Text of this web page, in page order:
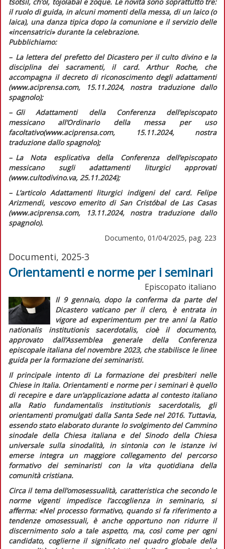
il ruolo di guida, in alcuni momenti della messa, di un laico (o
laica), una danza tipica dopo la comunione e il servizio delle
«incensatrici» durante la celebrazione.
Pubblichiamo:
–La lettera del prefetto del Dicastero per il culto divino e la
disciplina dei sacramenti, il card. Arthur Roche, che
accompagna il decreto di riconoscimento degli adattamenti
(www.aciprensa.com, 15.11.2024, nostra traduzione dallo
spagnolo);
–GliAdattamenti della Conferenza dell’episcopato
messicano all’Ordinario della messa per uso
facoltativo(www.aciprensa.com, 15.11.2024, nostra
traduzione dallo spagnolo);
–La Nota esplicativa della Conferenza dell’episcopato
messicano sugli adattamenti liturgici approvati
(www.cultodivino.va, 25.11.2024);
–L’articolo Adattamenti liturgici indigenidel card. Felipe
Arizmendi, vescovo emerito di San Cristóbal de Las Casas
(www.aciprensa.com, 13.11.2024, nostra traduzione dallo
spagnolo).
Documento, 01/04/2025, pag. 223
Documenti, 2025-3
Orientamenti e norme per i seminari
Episcopato italiano
Il 9 gennaio, dopo la conferma da parte del
Dicastero vaticano per il clero, è entrata in
vigore ad experimentum per tre anni la Ratio
nationalis institutionis sacerdotalis, cioè il documento,
approvato dall’Assemblea generale della Conferenza
episcopale italiana del novembre 2023, che stabilisce le linee
guida per la formazione dei seminaristi.
Il principale intento di La formazione dei presbiteri nelle
Chiese in Italia. Orientamenti e norme per i seminariè quello
di recepire e dare un’applicazione adatta al contesto italiano
alla Ratio fundamentalis institutionis sacerdotalis,gli
orientamenti promulgati dalla Santa Sede nel 2016. Tuttavia,
essendo stato elaborato durante lo svolgimento del Cammino
sinodale della Chiesa italiana e del Sinodo della Chiesa
universale sulla sinodalità, in sintonia con le istanze ivi
emerse integra un maggiore collegamento del percorso
formativo dei seminaristi con la vita quotidiana della
comunità cristiana.
Circa il tema dell’omosessualità, caratteristica che secondo le
norme vigenti impedisce l’accoglienza in seminario, si
afferma: «Nel processo formativo, quando si fa riferimento a
tendenze omosessuali, è anche opportuno non ridurre il
discernimento solo a tale aspetto, ma, così come per ogni
candidato, coglierne il significato nel quadro globale della